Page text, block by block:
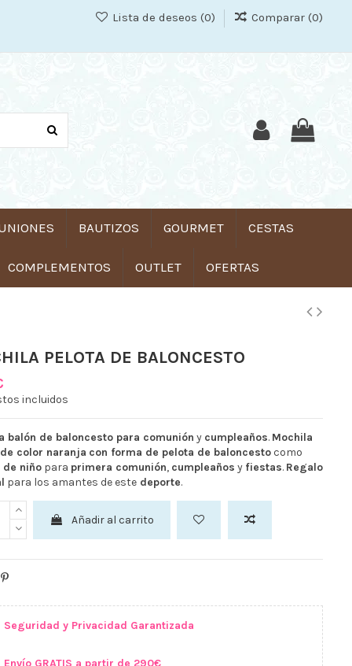
Lista de deseos (0) Comparar (0)
BAUTIZOS GOURMET CESTAS
COMPLEMENTOS OUTLET OFERTAS
PELOTA DE BALONCESTO
incluidos
balón de baloncesto para comunión y cumpleaños. Mochila
color naranja con forma de pelota de baloncestocomo
niñopara primera comunión, cumpleaños y fiestas. Regalo
para los amantes de estedeporte.
Añadir al carrito
Seguridad y Privacidad Garantizada
Envío GRATIS a partir de 290€